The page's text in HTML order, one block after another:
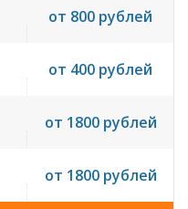
от 800 рублей
от 400 рублей
от 1800 рублей
от 1800 рублей